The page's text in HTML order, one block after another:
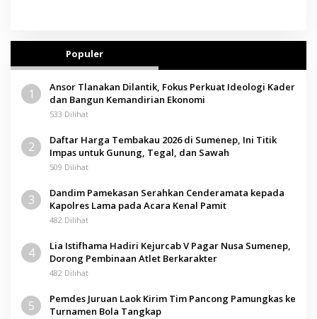
Populer
1
Ansor Tlanakan Dilantik, Fokus Perkuat Ideologi Kader
dan Bangun Kemandirian Ekonomi
533 Dilihat
2
Daftar Harga Tembakau 2026 di Sumenep, Ini Titik
Impas untuk Gunung, Tegal, dan Sawah
509 Dilihat
3
Dandim Pamekasan Serahkan Cenderamata kepada
Kapolres Lama pada Acara Kenal Pamit
482 Dilihat
4
Lia Istifhama Hadiri Kejurcab V Pagar Nusa Sumenep,
Dorong Pembinaan Atlet Berkarakter
482 Dilihat
5
Pemdes Juruan Laok Kirim Tim Pancong Pamungkas ke
Turnamen Bola Tangkap